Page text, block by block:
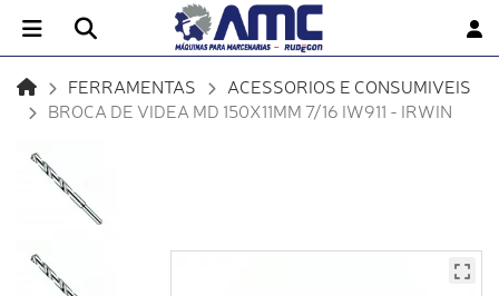
FERRAMENTAS
ACESSORIOS E CONSUMIVEIS
BROCA DE VIDEA MD 150X11MM 7/16 IW911 - IRWIN